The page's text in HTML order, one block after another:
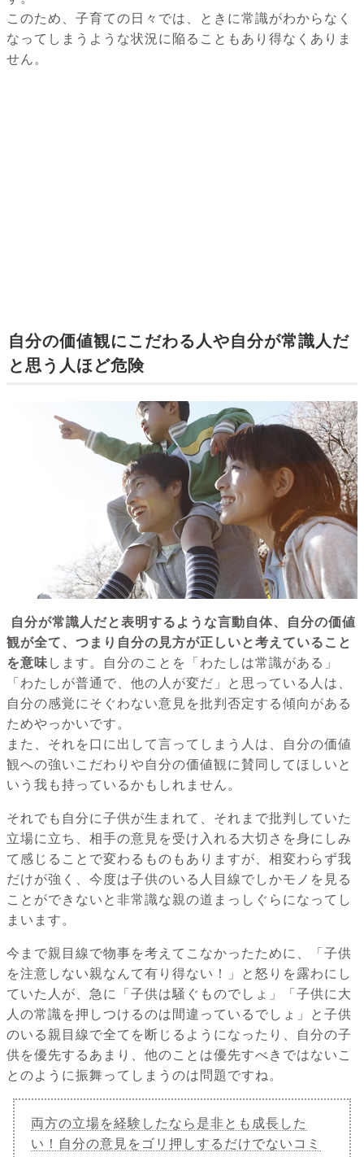
このため、子育ての日々では、ときに常識がわからなく
なってしまうような状況に陥ることもあり得なくありま
せん。
自分の価値観にこだわる人や自分が常識人だ
と思う人ほど危険
自分が常識人だと表明するような言動自体、自分の価値
観が全て、つまり自分の見方が正しいと考えていること
を意味 します。自分のことを「わたしは常識がある」
「わたしが普通で、他の人が変だ」と思っている人は、
自分の感覚にそぐわない意見を批判否定する傾向がある
ためやっかいです。
また、それを口に出して言ってしまう人は、自分の価値
観への強いこだわりや自分の価値観に賛同してほしいと
いう我も持っているかもしれません。
それでも自分に子供が生まれて、それまで批判していた
立場に立ち、相手の意見を受け入れる大切さを身にしみ
て感じることで変わるものもありますが、相変わらず我
だけが強く、今度は子供のいる人目線でしかモノを見る
ことができないと非常識な親の道まっしぐらになってし
まいます。
今まで親目線で物事を考えてこなかったために、「子供
を注意しない親なんて有り得ない！」と怒りを露わにし
ていた人が、急に「子供は騒ぐものでしょ」「子供に大
人の常識を押しつけるのは間違っているでしょ」と子供
のいる親目線で全てを断じるようになったり、自分の子
供を優先するあまり、他のことは優先すべきではないこ
とのように振舞ってしまうのは問題ですね。
両方の立場を経験したなら是非とも成長した
い！自分の意見をゴリ押しするだけでないコミ